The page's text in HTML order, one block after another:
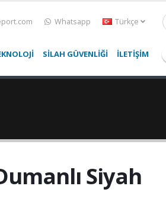
Whatsapp Türkçe
SİLAH GÜVENLİĞİ İLETİŞİM
Siyah